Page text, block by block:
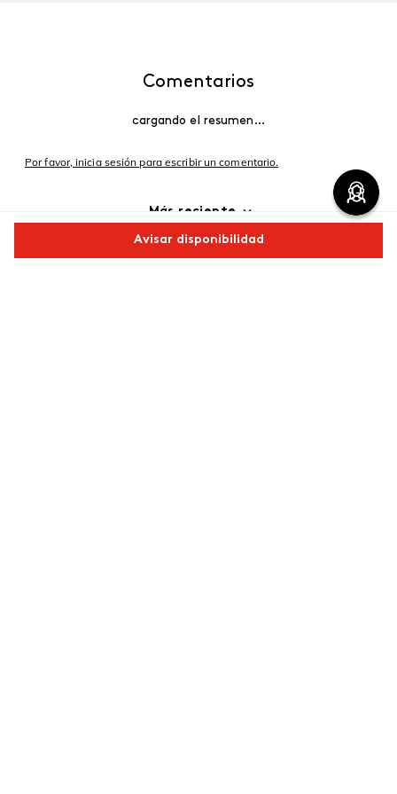
Avisar disponibilidad
Comentarios
cargando el resumen…
Por favor, inicia sesión para escribir un comentario.
Más reciente
Cargando comentarios…